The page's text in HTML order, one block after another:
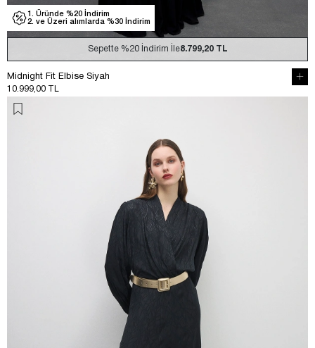
1. Üründe %20 İndirim
2. ve Üzeri alımlarda %30 İndirim
Sepette %20 İndirim İle8.799,20 TL
Midnight Fit Elbise Siyah
10.999,00 TL